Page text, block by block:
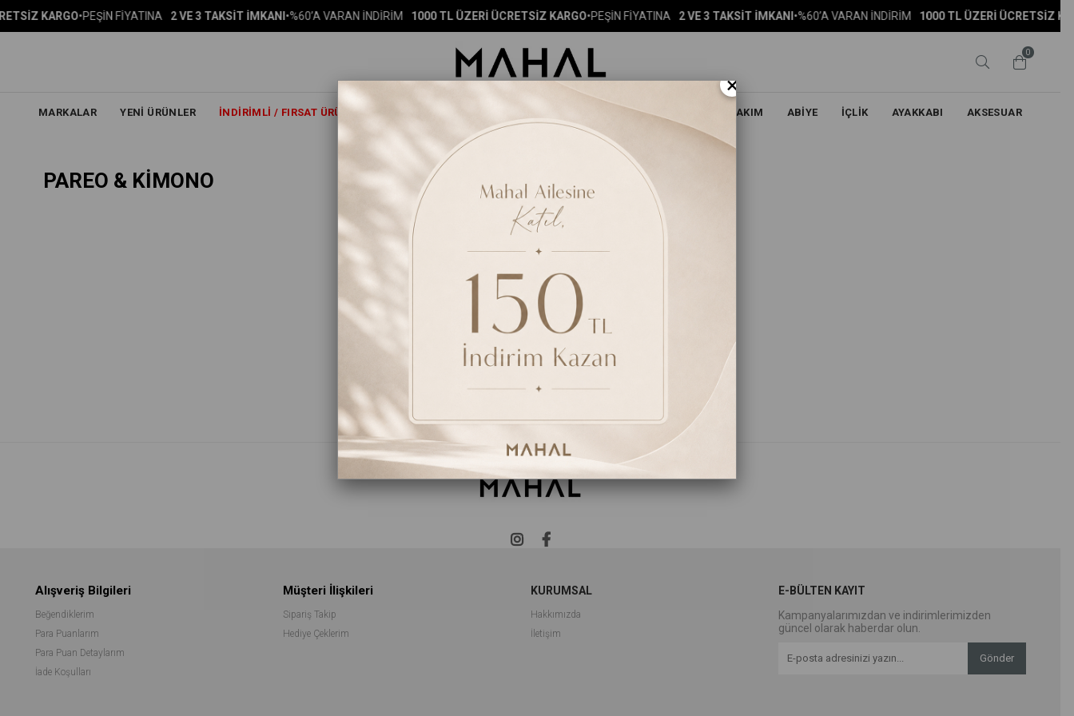
KARGO•PEŞİN FİYATINA 2 VE 3 TAKSİT İMKANI•%60’A VARAN İNDİRİM 1000 TL ÜZERİ ÜCRETSİZ KARGO•PEŞİN FİYATINA 2 VE 3 TAKSİT İMKANI•%60’A VARAN İNDİRİM 1000 TL ÜZERİ ÜCRETSİZ
0
MARKALAR YENİ ÜRÜNLER İNDIRIMLI / FIRSAT ÜRÜNLERI ALT GİYİM TAKIM ABİYE İÇLİK AYAKKABI AKSESUAR
PAREO & KİMONO
Alışveriş Bilgileri
Beğendiklerim
Para Puanlarım
Para Puan Detaylarım
İade Koşulları
Müşteri İlişkileri
Sipariş Takip
Hediye Çeklerim
KURUMSAL
Hakkımızda
İletişim
E-BÜLTEN KAYIT
Kampanyalarımızdan ve indirimlerimizden
güncel olarak haberdar olun.
Gönder
×